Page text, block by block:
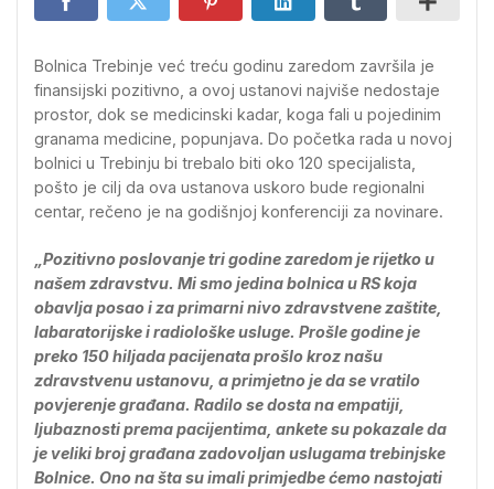
Bolnica Trebinje već treću godinu zaredom završila je
finansijski pozitivno, a ovoj ustanovi najviše nedostaje
prostor, dok se medicinski kadar, koga fali u pojedinim
granama medicine, popunjava. Do početka rada u novoj
bolnici u Trebinju bi trebalo biti oko 120 specijalista,
pošto je cilj da ova ustanova uskoro bude regionalni
centar, rečeno je na godišnjoj konferenciji za novinare.
„Pozitivno poslovanje tri godine zaredom je rijetko u
našem zdravstvu. Mi smo jedina bolnica u RS koja
obavlja posao i za primarni nivo zdravstvene zaštite,
labaratorijske i radiološke usluge. Prošle godine je
preko 150 hiljada pacijenata prošlo kroz našu
zdravstvenu ustanovu, a primjetno je da se vratilo
povjerenje građana. Radilo se dosta na empatiji,
ljubaznosti prema pacijentima, ankete su pokazale da
je veliki broj građana zadovoljan uslugama trebinjske
Bolnice. Ono na šta su imali primjedbe ćemo nastojati